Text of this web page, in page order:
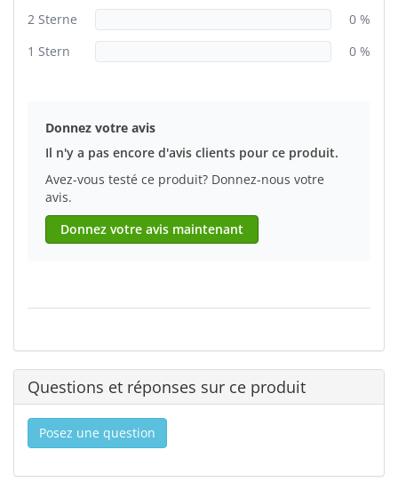
2 Sterne
0 %
1 Stern
0 %
Donnez votre avis
Il n'y a pas encore d'avis clients pour ce produit.
Avez-vous testé ce produit? Donnez-nous votre
avis.
Donnez votre avis maintenant
Questions et réponses sur ce produit
Posez une question